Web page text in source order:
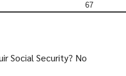
67
Social Security? No